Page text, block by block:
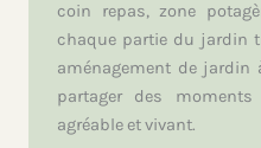
coin repas, zone
chaque partie du jardin
aménagement de jardin
partager des
agréable et vivant.